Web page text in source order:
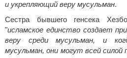
и укрепляющий веру мусульман.
Сестра бывшего генсека
"исламское единство создает
веру среди мусульман, и
мусульман, они могут всей